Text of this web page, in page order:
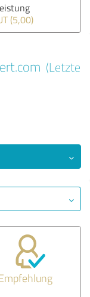
(5,00)
(Letzte